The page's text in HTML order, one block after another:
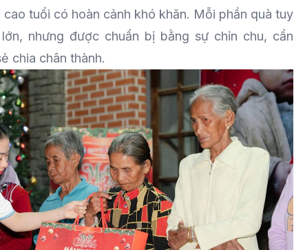
tuổi có hoàn cảnh khó khăn. Mỗi phần quà tuy
nhưng được chuẩn bị bằng sự chỉn chu, cẩn
chia chân thành.